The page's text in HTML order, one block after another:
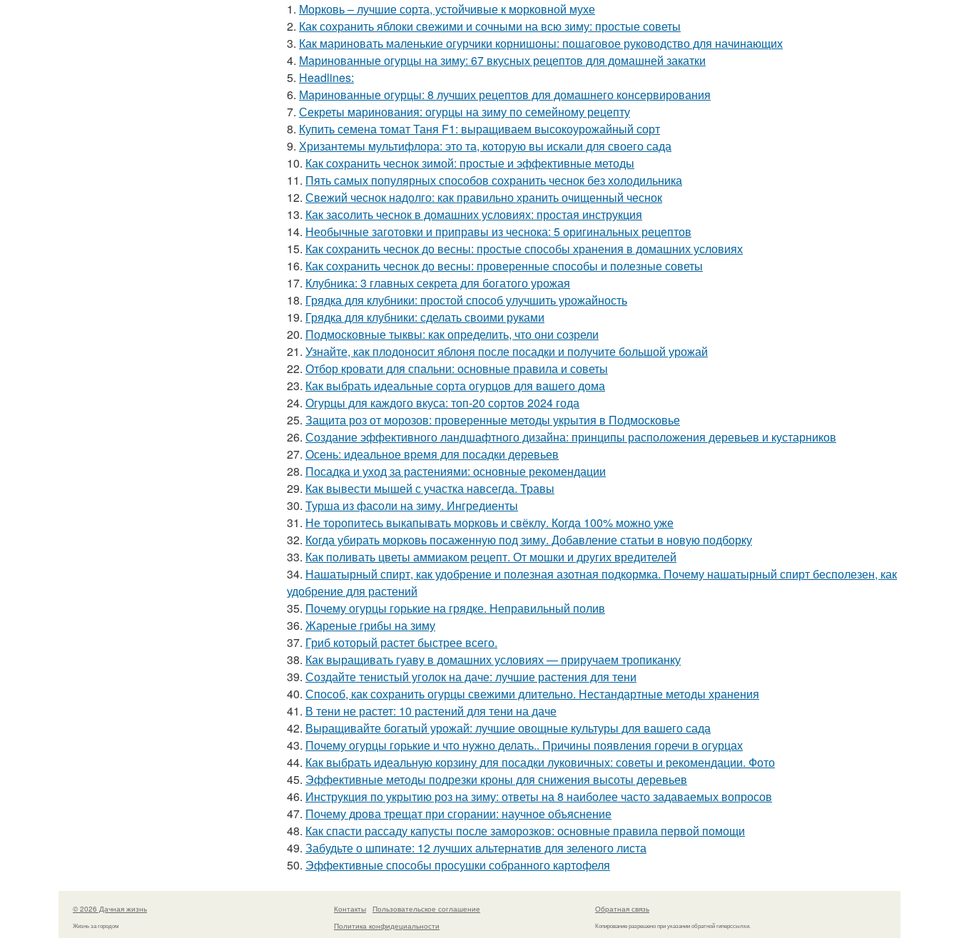
1. Морковь – лучшие сорта, устойчивые к морковной мухе
2. Как сохранить яблоки свежими и сочными на всю зиму: простые советы
3. Как мариновать маленькие огурчики корнишоны: пошаговое руководство для начинающих
4. Маринованные огурцы на зиму: 67 вкусных рецептов для домашней закатки
5. Headlines:
6. Маринованные огурцы: 8 лучших рецептов для домашнего консервирования
7. Секреты маринования: огурцы на зиму по семейному рецепту
8. Купить семена томат Таня F1: выращиваем высокоурожайный сорт
9. Хризантемы мультифлора: это та, которую вы искали для своего сада
10. Как сохранить чеснок зимой: простые и эффективные методы
11. Пять самых популярных способов сохранить чеснок без холодильника
12. Свежий чеснок надолго: как правильно хранить очищенный чеснок
13. Как засолить чеснок в домашних условиях: простая инструкция
14. Необычные заготовки и приправы из чеснока: 5 оригинальных рецептов
15. Как сохранить чеснок до весны: простые способы хранения в домашних условиях
16. Как сохранить чеснок до весны: проверенные способы и полезные советы
17. Клубника: 3 главных секрета для богатого урожая
18. Грядка для клубники: простой способ улучшить урожайность
19. Грядка для клубники: сделать своими руками
20. Подмосковные тыквы: как определить, что они созрели
21. Узнайте, как плодоносит яблоня после посадки и получите большой урожай
22. Отбор кровати для спальни: основные правила и советы
23. Как выбрать идеальные сорта огурцов для вашего дома
24. Огурцы для каждого вкуса: топ-20 сортов 2024 года
25. Защита роз от морозов: проверенные методы укрытия в Подмосковье
26. Создание эффективного ландшафтного дизайна: принципы расположения деревьев и кустарников
27. Осень: идеальное время для посадки деревьев
28. Посадка и уход за растениями: основные рекомендации
29. Как вывести мышей с участка навсегда. Травы
30. Турша из фасоли на зиму. Ингредиенты
31. Не торопитесь выкапывать морковь и свёклу. Когда 100% можно уже
32. Когда убирать морковь посаженную под зиму. Добавление статьи в новую подборку
33. Как поливать цветы аммиаком рецепт. От мошки и других вредителей
34. Нашатырный спирт, как удобрение и полезная азотная подкормка. Почему нашатырный спирт бесполезен, как
удобрение для растений
35. Почему огурцы горькие на грядке. Неправильный полив
36. Жареные грибы на зиму
37. Гриб который растет быстрее всего.
38. Как выращивать гуаву в домашних условиях — приручаем тропиканку
39. Создайте тенистый уголок на даче: лучшие растения для тени
40. Способ, как сохранить огурцы свежими длительно. Нестандартные методы хранения
41. В тени не растет: 10 растений для тени на даче
42. Выращивайте богатый урожай: лучшие овощные культуры для вашего сада
43. Почему огурцы горькие и что нужно делать.. Причины появления горечи в огурцах
44. Как выбрать идеальную корзину для посадки луковичных: советы и рекомендации. Фото
45. Эффективные методы подрезки кроны для снижения высоты деревьев
46. Инструкция по укрытию роз на зиму: ответы на 8 наиболее часто задаваемых вопросов
47. Почему дрова трещат при сгорании: научное объяснение
48. Как спасти рассаду капусты после заморозков: основные правила первой помощи
49. Забудьте о шпинате: 12 лучших альтернатив для зеленого листа
50. Эффективные способы просушки собранного картофеля
© 2026 Дачная жизнь
Жизнь за городом
Контакты
Пользовательское соглашение
Политика конфидециальности
Обратная связь
Копирование разрешено при указании обратной гиперссылки.